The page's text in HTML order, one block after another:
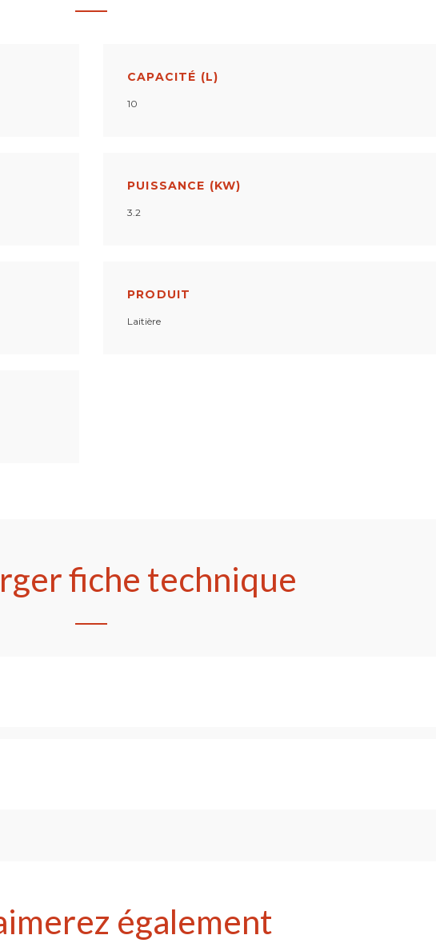
CAPACITÉ (L)
10
PUISSANCE (KW)
3.2
PRODUIT
Laitière
fiche technique
également